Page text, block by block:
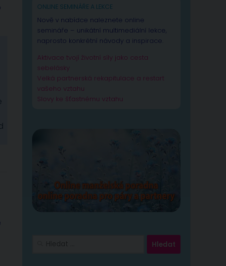
›
ONLINE SEMINÁŘE A LEKCE
Nově v nabídce naleznete online
semináře – unikátní multimediální lekce,
naprosto konkrétní návody a inspirace.
Aktivace tvojí životní síly jako cesta
sebelásky
Velká partnerská rekapitulace a restart
vašeho vztahu
Slovy ke šťastnému vztahu